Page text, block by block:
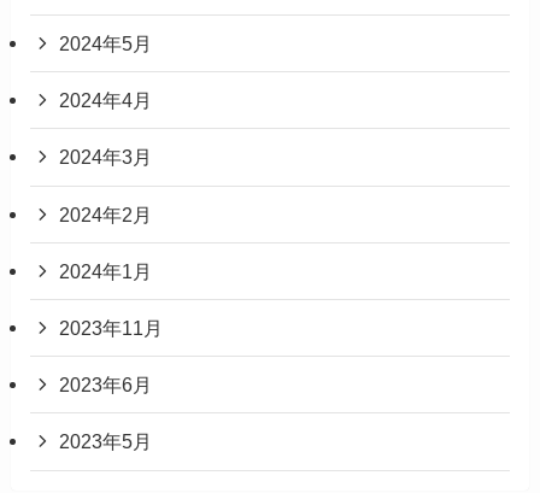
2024年5月
2024年4月
2024年3月
2024年2月
2024年1月
2023年11月
2023年6月
2023年5月